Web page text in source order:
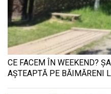
CE FACEM ÎN WEEKEND?
AȘTEAPTĂ PE BĂIMĂRENI